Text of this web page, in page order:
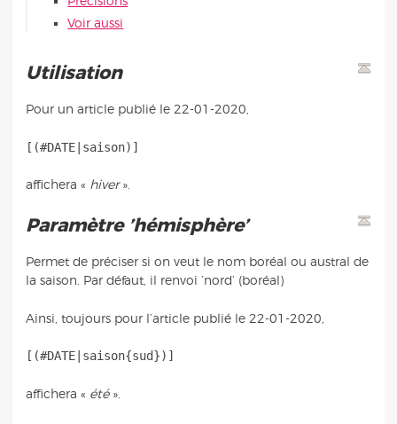
Voir aussi
Utilisation
Pour un article publié le 22-01-2020,
affichera « hiver».
Paramètre ’hémisphère’
Permet de préciser si on veut le nom boréal ou austral de
la saison. Par défaut, il renvoi ’nord’ (boréal)
Ainsi, toujours pour l’article publié le 22-01-2020,
affichera « été».